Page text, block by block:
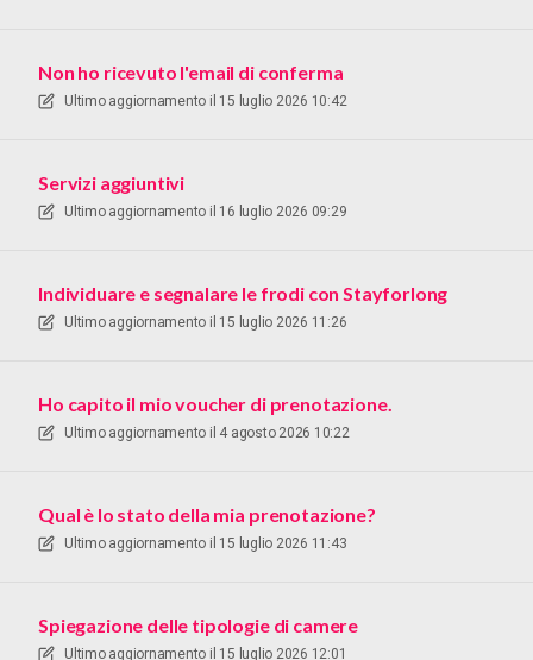
Non ho ricevuto l'email di conferma
Ultimo aggiornamento il 15 luglio 2026 10:42
Servizi aggiuntivi
Ultimo aggiornamento il 16 luglio 2026 09:29
Individuare e segnalare le frodi con Stayforlong
Ultimo aggiornamento il 15 luglio 2026 11:26
Ho capito il mio voucher di prenotazione.
Ultimo aggiornamento il 4 agosto 2026 10:22
Qual è lo stato della mia prenotazione?
Ultimo aggiornamento il 15 luglio 2026 11:43
Spiegazione delle tipologie di camere
Ultimo aggiornamento il 15 luglio 2026 12:01